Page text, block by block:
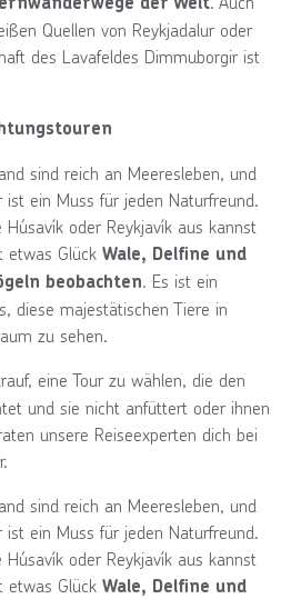
Quellen von Reykjadalur oder
des Lavafeldes Dimmuborgir ist
sind reich an Meeresleben, und
ist ein Muss für jeden Naturfreund.
oder Reykjavík aus kannst
etwas Glück Wale, Delfine und
beobachten. Es ist ein
diese majestätischen Tiere in
zu sehen.
eine Tour zu wählen, die den
und sie nicht anfüttert oder ihnen
unsere Reiseexperten dich bei
sind reich an Meeresleben, und
ist ein Muss für jeden Naturfreund.
oder Reykjavík aus kannst
etwas Glück Wale, Delfine und